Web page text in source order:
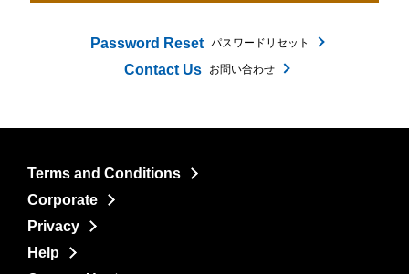
Password Reset パスワードリセット
Contact Us お問い合わせ
Terms and Conditions
Corporate
Privacy
Help